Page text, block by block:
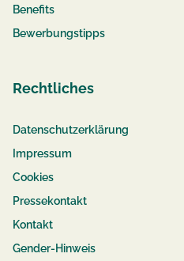
Benefits
Bewerbungstipps
Rechtliches
Datenschutzerklärung
Impressum
Cookies
Pressekontakt
Kontakt
Gender-Hinweis